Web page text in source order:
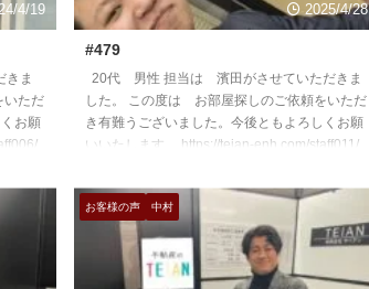
4/19
ま
いただ
お願
2025/4/28
#479
20代 男性 担当は 濱田がさせていただきま
した。 この度は お部屋探しのご依頼をいただ
き有難うございました。今後ともよろしくお願
いいたします。 https://teian-enh.com/staff011/
お客様の声 中村